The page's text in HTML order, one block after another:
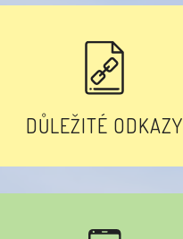
DŮLEŽITÉ ODKAZY